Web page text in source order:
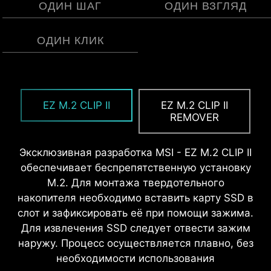
ОДИН ШАГ ОДИН ВЗГЛЯД
ОДИН КЛИК
EZ M.2 CLIP II
EZ M.2 CLIP II
REMOVER
Эксклюзивная разработка MSI - EZ M.2 CLIP II
обеспечивает беспрепятственную установку
M.2. Для монтажа твердотельного
накопителя необходимо вставить карту SSD в
слот и зафиксировать её при помощи зажима.
Для извлечения SSD следует отвести зажим
наружу. Процесс осуществляется плавно, без
необходимости использования
интерфейсов обеспечивает точное
позиционирование и надежную фиксацию.
прикрепить антенну к материнской плате без
необходимости закручивания.
ДИАГНОСТИЧЕСКАЯ СИСТЕМА
EZ DEBUG LED
EZ OOVERCLOCKING
Разгон может показаться сложным
пользователей реализовано несколько
функций разгона одним кликом как для
процессора, так и для памяти. Это позволяет
повысить производительность ПК, не вникая
в детали настроек.